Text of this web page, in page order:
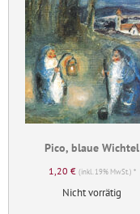
Pico, blaue Wichtel
1,20 € (inkl. 19% MwSt.) *
Nicht vorrätig